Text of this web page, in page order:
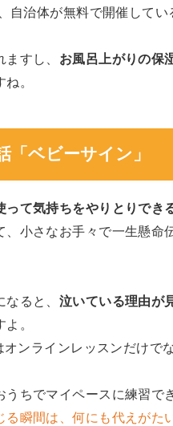
自治体が無料で開催して
すし、 お風呂上がりの保
。
ベビーサイン」
って気持ちをやりとりでき
、小さなお手々で一生懸
ると、 泣いている理由が
。
ンラインレッスンだけで
ちでマイペースに練習で
瞬間は、何にも代えがた